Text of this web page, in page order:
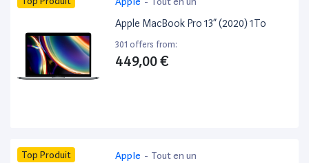
Apple MacBook Pro 13” (2020) 1To
301 offers from:
449,00 €
Top Produit Apple - Tout en un